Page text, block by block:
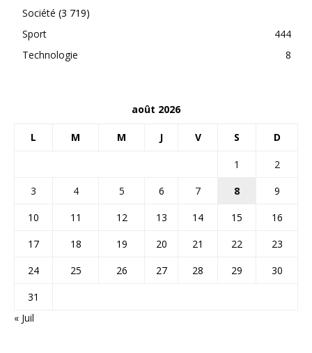
Société (3 719)
Sport
444
Technologie
8
août 2026
L M M J V S D
1
2
3
4 5 6 7 8
9
10
11 12 13 14 15
16
17
18 19 20 21 22
23
24
25 26 27 28 29
30
31
« Juil